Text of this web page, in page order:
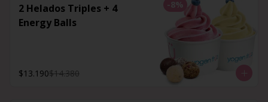
-8%
2 Helados Triples + 4
Energy Balls
$13.190$14.380